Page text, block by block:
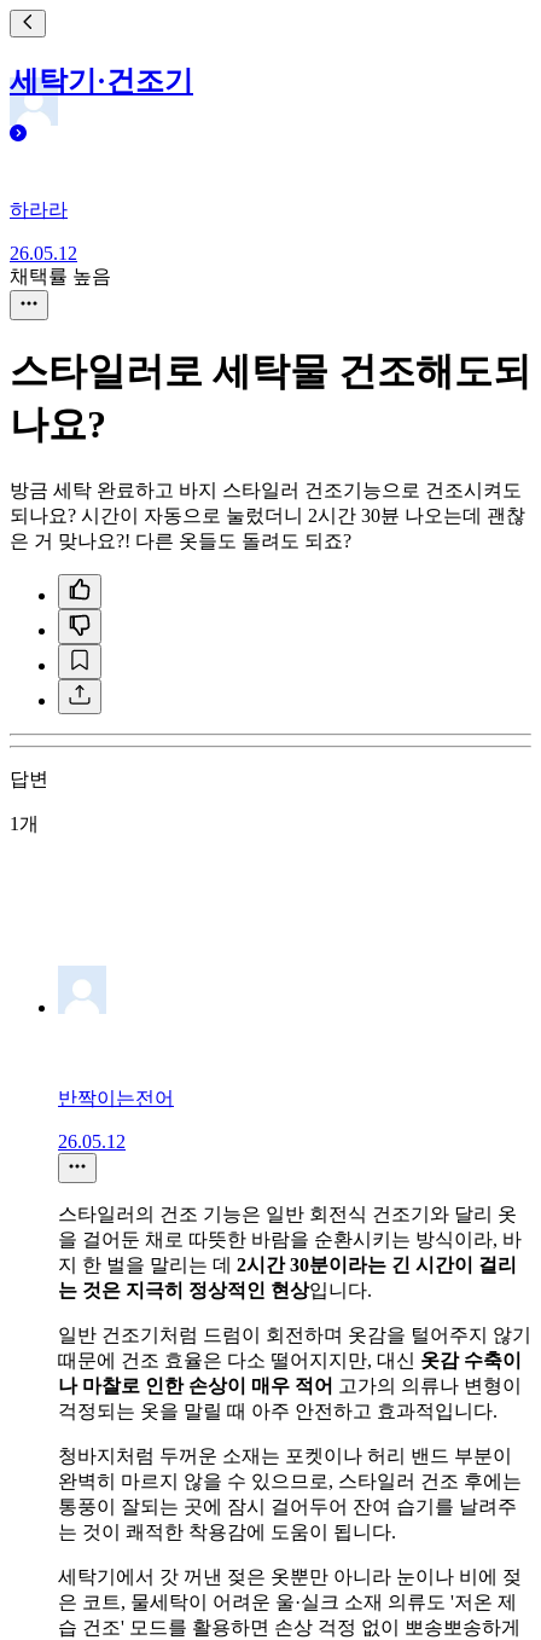
세탁기·건조기
하라라
26.05.12
채택률 높음
스타일러로 세탁물 건조해도되
나요?
방금 세탁 완료하고 바지 스타일러 건조기능으로 건조시켜도
되나요? 시간이 자동으로 눌렀더니 2시간 30뷴 나오는데 괜찮
은 거 맞나요?! 다른 옷들도 돌려도 되죠?
답변
1개
반짝이는전어
26.05.12
스타일러의 건조 기능은 일반 회전식 건조기와 달리 옷
을 걸어둔 채로 따뜻한 바람을 순환시키는 방식이라, 바
지 한 벌을 말리는 데 2시간 30분이라는 긴 시간이 걸리
는 것은 지극히 정상적인 현상입니다.
​일반 건조기처럼 드럼이 회전하며 옷감을 털어주지 않기
때문에 건조 효율은 다소 떨어지지만, 대신 옷감 수축이
나 마찰로 인한 손상이 매우 적어 고가의 의류나 변형이
걱정되는 옷을 말릴 때 아주 안전하고 효과적입니다.
​청바지처럼 두꺼운 소재는 포켓이나 허리 밴드 부분이
완벽히 마르지 않을 수 있으므로, 스타일러 건조 후에는
통풍이 잘되는 곳에 잠시 걸어두어 잔여 습기를 날려주
는 것이 쾌적한 착용감에 도움이 됩니다.
세탁기에서 갓 꺼낸 젖은 옷뿐만 아니라 눈이나 비에 젖
은 코트, 물세탁이 어려운 울·실크 소재 의류도 '저온 제
습 건조' 모드를 활용하면 손상 걱정 없이 뽀송뽀송하게